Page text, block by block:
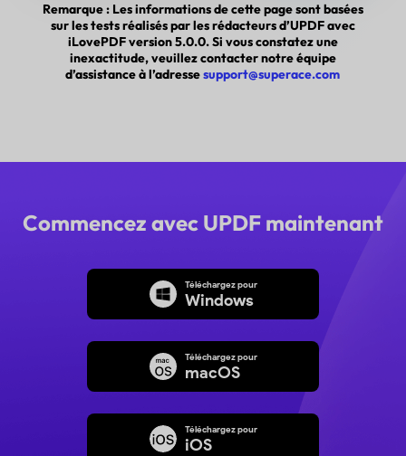
Remarque : Les informations de cette page sont basées
sur les tests réalisés par les rédacteurs d’UPDF avec
iLovePDF version 5.0.0. Si vous constatez une
inexactitude, veuillez contacter notre équipe
d’assistance à l’adressesupport@superace.com
Commencez avec UPDF maintenant
Téléchargez pour
Windows
Téléchargez pour
macOS
Téléchargez pour
iOS